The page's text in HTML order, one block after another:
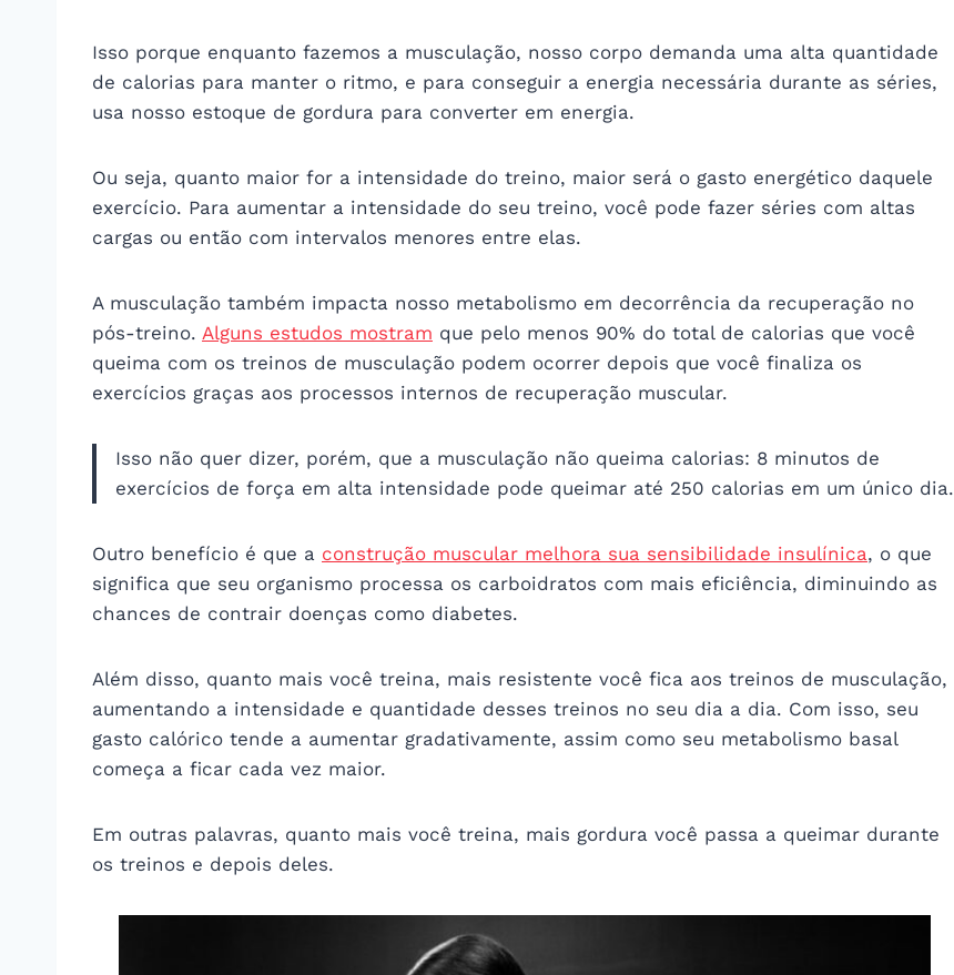
Isso porque enquanto fazemos a musculação, nosso corpo demanda uma alta quantidade
de calorias para manter o ritmo, e para conseguir a energia necessária durante as séries,
usa nosso estoque de gordura para converter em energia.
Ou seja, quanto maior for a intensidade do treino, maior será o gasto energético daquele
exercício. Para aumentar a intensidade do seu treino, você pode fazer séries com altas
cargas ou então com intervalos menores entre elas.
A musculação também impacta nosso metabolismo em decorrência da recuperação no
pós-treino. Alguns estudos mostram que pelo menos 90% do total de calorias que você
queima com os treinos de musculação podem ocorrer depois que você finaliza os
exercícios graças aos processos internos de recuperação muscular.
Isso não quer dizer, porém, que a musculação não queima calorias: 8 minutos de
exercícios de força em alta intensidade pode queimar até 250 calorias em um único dia.
Outro benefício é que a construção muscular melhora sua sensibilidade insulínica, o que
significa que seu organismo processa os carboidratos com mais eficiência, diminuindo as
chances de contrair doenças como diabetes.
Além disso, quanto mais você treina, mais resistente você fica aos treinos de musculação,
aumentando a intensidade e quantidade desses treinos no seu dia a dia. Com isso, seu
gasto calórico tende a aumentar gradativamente, assim como seu metabolismo basal
começa a ficar cada vez maior.
Em outras palavras, quanto mais você treina, mais gordura você passa a queimar durante
os treinos e depois deles.